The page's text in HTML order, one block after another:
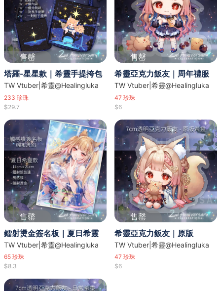
售罄
塔羅-星星款｜希靈手提挎包
TW Vtuber|希靈@Healingluka
233 珍珠
$29.7
售罄
希靈亞克力飯友｜周年禮服
TW Vtuber|希靈@Healingluka
47 珍珠
$6
售罄
鐳射燙金簽名板｜夏日希靈
TW Vtuber|希靈@Healingluka
65 珍珠
$8.3
售罄
希靈亞克力飯友｜原版
TW Vtuber|希靈@Healingluka
47 珍珠
$6